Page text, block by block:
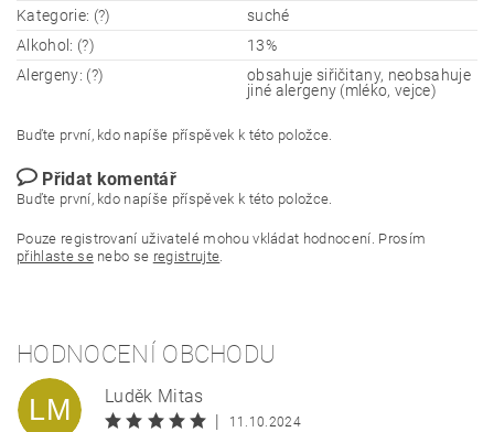
Kategorie: (?)
suché
Alkohol: (?)
13%
Alergeny: (?)
obsahuje siřičitany, neobsahuje
jiné alergeny (mléko, vejce)
Buďte první, kdo napíše příspěvek k této položce.
Přidat komentář
Buďte první, kdo napíše příspěvek k této položce.
Pouze registrovaní uživatelé mohou vkládat hodnocení. Prosím
přihlaste senebo se registrujte.
HODNOCENÍ OBCHODU
LM
Luděk Mitas
11.10.2024